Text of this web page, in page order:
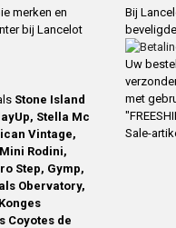
merken en
bij Lancelot
Stone Island
Stella Mc
Vintage,
Rodini,
Step, Gymp,
Obervatory,
Coyotes de
Bij
Uw
met
Sale-